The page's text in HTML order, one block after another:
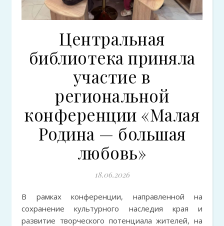
Центральная
библиотека приняла
участие в
региональной
конференции «Малая
Родина — большая
любовь»
18.06.2026
В рамках конференции, направленной на
сохранение культурного наследия края и
развитие творческого потенциала жителей, на